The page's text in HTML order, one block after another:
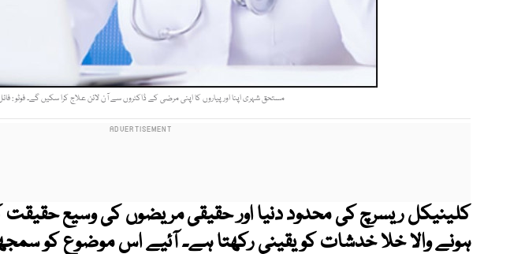
مستحق شہری اپنا اور پیاروں کا اپنی مرضی کے ڈاکٹروں سے آن لائن علاج کرا سکیں گے۔ فوٹو :
کلینیکل ریسرچ کی محدود دنیا اور حقیقی مریضوں کی وسیع حقیقت
ہونے والا خلا خدشات کو یقینی رکھتا ہے۔ آئیے اس موضوع کو